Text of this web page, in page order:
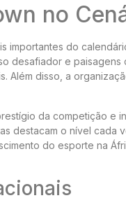
no
importantes do
desafiador e paisagens
Além disso, a
da competição e
destacam o nível cada
do esporte na